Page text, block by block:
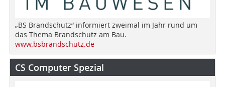
„BS Brandschutz“ informiert zweimal im Jahr rund um
das Thema Brandschutz am Bau.
www.bsbrandschutz.de
CS Computer Spezial